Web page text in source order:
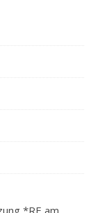
*RE am